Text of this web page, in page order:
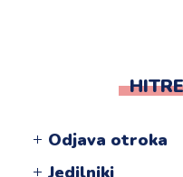
Odjava otroka
Jedilniki